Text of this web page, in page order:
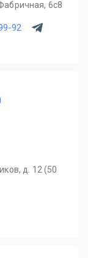
6с8
92
д. 12 (50